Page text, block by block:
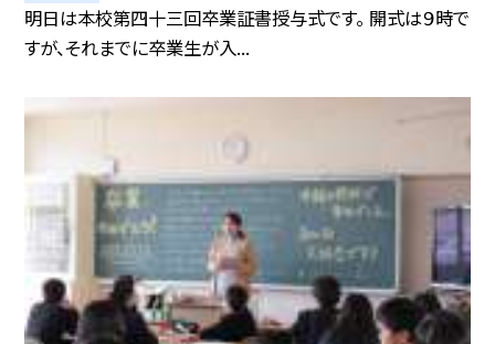
明日は本校第四十三回卒業証書授与式です。 開式は９時で
すが、それまでに卒業生が入...